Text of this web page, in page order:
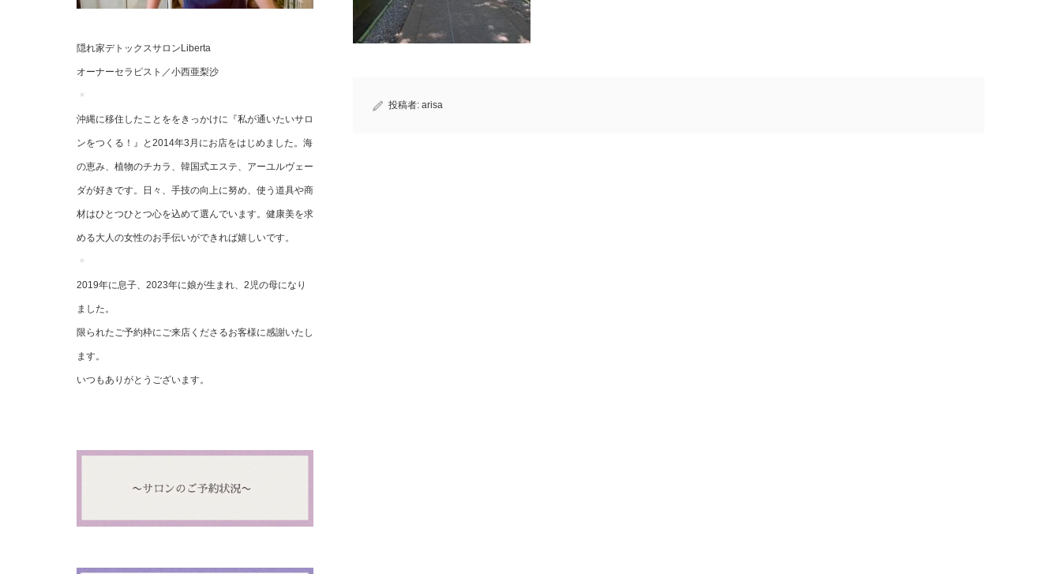
投稿者: arisa
隠れ家デトックスサロンLiberta
オーナーセラピスト／小西亜梨沙
沖縄に移住したことををきっかけに『私が通いたいサロ
ンをつくる！』と2014年3月にお店をはじめました。海
の恵み、植物のチカラ、韓国式エステ、アーユルヴェー
ダが好きです。日々、手技の向上に努め、使う道具や商
材はひとつひとつ心を込めて選んでいます。健康美を求
める大人の女性のお手伝いができれば嬉しいです。
2019年に息子、2023年に娘が生まれ、2児の母になり
ました。
限られたご予約枠にご来店くださるお客様に感謝いたし
ます。
いつもありがとうございます。